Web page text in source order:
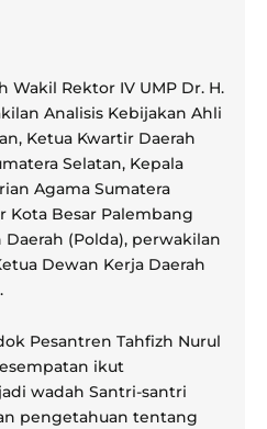
Rektor IV UMP Dr. H.
Analisis Kebijakan Ahli
Ketua Kwartir Daerah
Selatan, Kepala
Agama Sumatera
Kota Besar Palembang
Daerah (Polda), perwakilan
Dewan Kerja Daerah
Pesantren Tahfizh Nurul
ikut
wadah Santri-santri
pengetahuan tentang